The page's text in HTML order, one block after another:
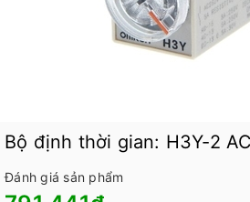
Bộ định thời gian: H3Y-2
Đánh giá sản phẩm